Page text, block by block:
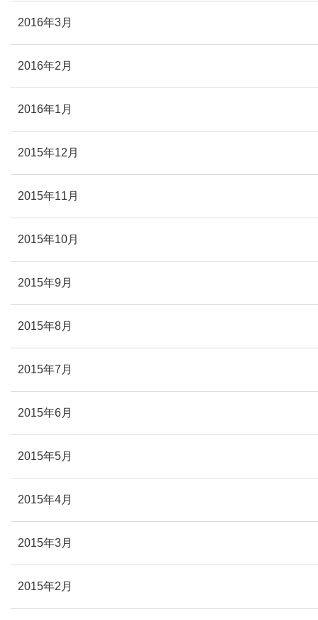
2016年3月
2016年2月
2016年1月
2015年12月
2015年11月
2015年10月
2015年9月
2015年8月
2015年7月
2015年6月
2015年5月
2015年4月
2015年3月
2015年2月